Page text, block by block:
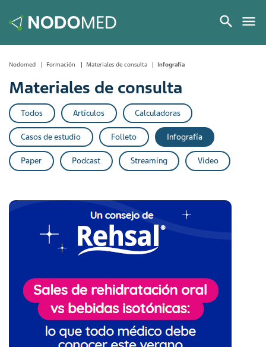
Nodomed Formación Materiales de consulta Infografía
Materiales de consulta
Todos Artículos Calculadoras
Casos de estudio Folleto Infografía
Paper Podcast Streaming Video